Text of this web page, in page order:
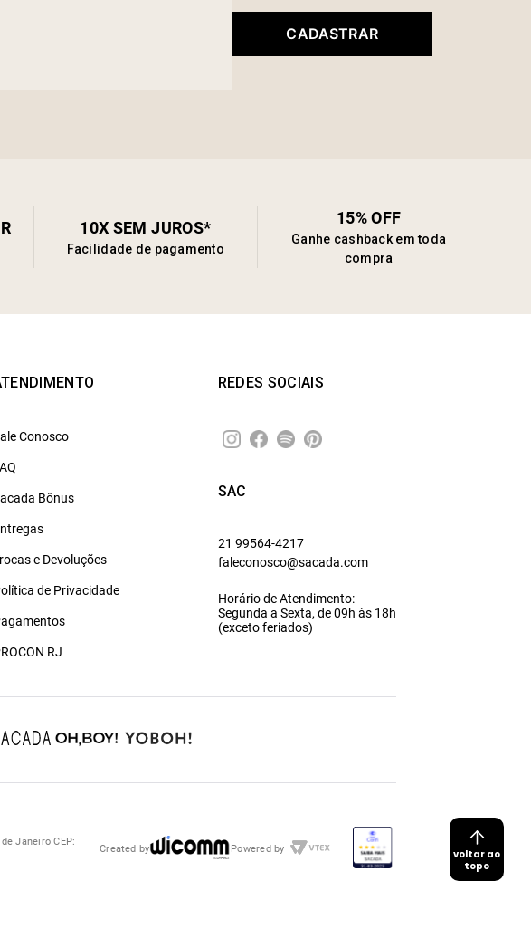
voltar ao
topo
CADASTRAR
10X SEM JUROS*
Facilidade de pagamento
15% OFF
Ganhe cashback em toda
compra
Conosco
Bônus
e Devoluções
de Privacidade
RJ
REDES SOCIAIS
SAC
21 99564-4217
faleconosco@sacada.com
Horário de Atendimento:
Segunda a Sexta, de 09h às 18h
(exceto feriados)
Janeiro CEP:
Created by Powered by